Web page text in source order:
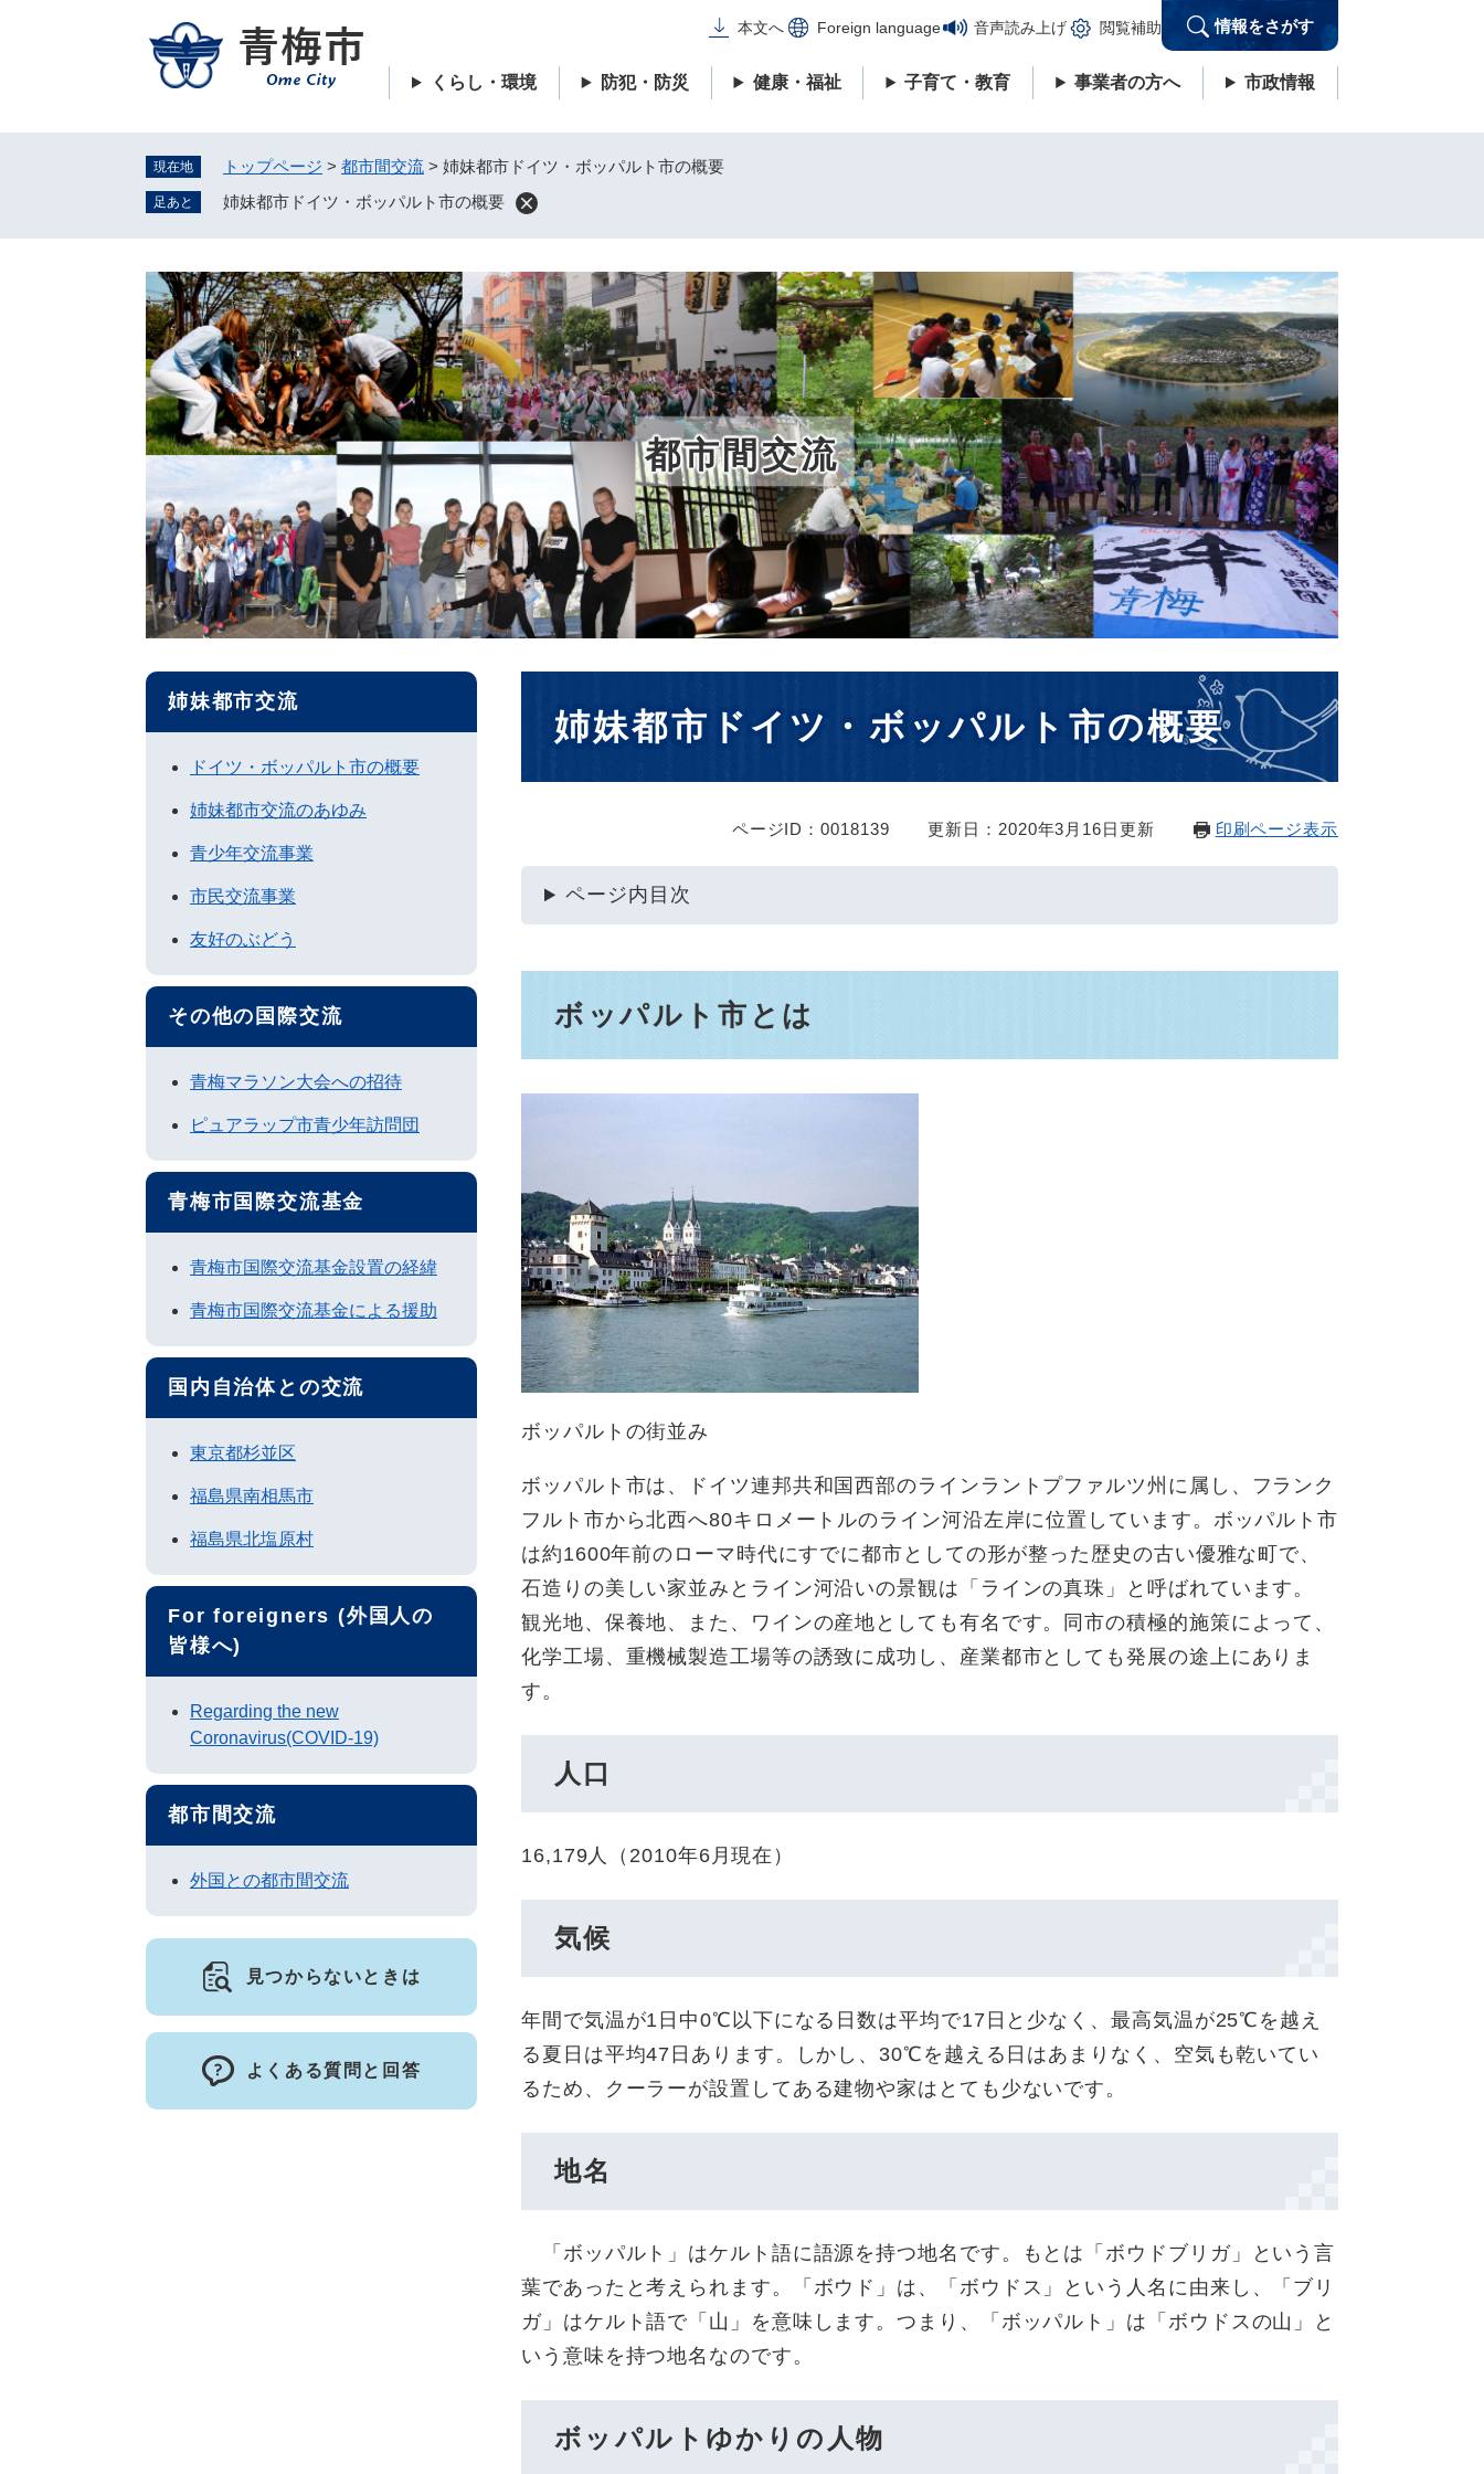
メニューを飛ばして本文へ
本文へ Foreign language 音声読み上げ 閲覧補助 情報をさがす
くらし・環境 防犯・防災 健康・福祉 子育て・教育 事業者の方へ 市政情報
現在地 トップページ > 都市間交流 > 姉妹都市ドイツ・ボッパルト市の概要
足あと 姉妹都市ドイツ・ボッパルト市の概要
都市間交流
姉妹都市ドイツ・ボッパルト市の概要
ページID：0018139 更新日：2020年3月16日更新 印刷ページ表示
ページ内目次
ボッパルト市とは
ボッパルトの街並み
ボッパルト市は、ドイツ連邦共和国西部のラインラントプファルツ州に属し、フランク
フルト市から北西へ80キロメートルのライン河沿左岸に位置しています。ボッパルト市
は約1600年前のローマ時代にすでに都市としての形が整った歴史の古い優雅な町で、
石造りの美しい家並みとライン河沿いの景観は「ラインの真珠」と呼ばれています。
観光地、保養地、また、ワインの産地としても有名です。同市の積極的施策によって、
化学工場、重機械製造工場等の誘致に成功し、産業都市としても発展の途上にありま
す。
人口
16,179人（2010年6月現在）
気候
年間で気温が1日中0℃以下になる日数は平均で17日と少なく、最高気温が25℃を越え
る夏日は平均47日あります。しかし、30℃を越える日はあまりなく、空気も乾いてい
るため、クーラーが設置してある建物や家はとても少ないです。
地名
「ボッパルト」はケルト語に語源を持つ地名です。もとは「ボウドブリガ」という言
葉であったと考えられます。「ボウド」は、「ボウドス」という人名に由来し、「ブリ
ガ」はケルト語で「山」を意味します。つまり、「ボッパルト」は「ボウドスの山」と
いう意味を持つ地名なのです。
ボッパルトゆかりの人物
姉妹都市交流
ドイツ・ボッパルト市の概要
姉妹都市交流のあゆみ
青少年交流事業
市民交流事業
友好のぶどう
その他の国際交流
青梅マラソン大会への招待
ピュアラップ市青少年訪問団
青梅市国際交流基金
青梅市国際交流基金設置の経緯
青梅市国際交流基金による援助
国内自治体との交流
東京都杉並区
福島県南相馬市
福島県北塩原村
For foreigners (外国人の
皆様へ)
Regarding the new
Coronavirus(COVID-19)
都市間交流
外国との都市間交流
見つからないときは
よくある質問と回答